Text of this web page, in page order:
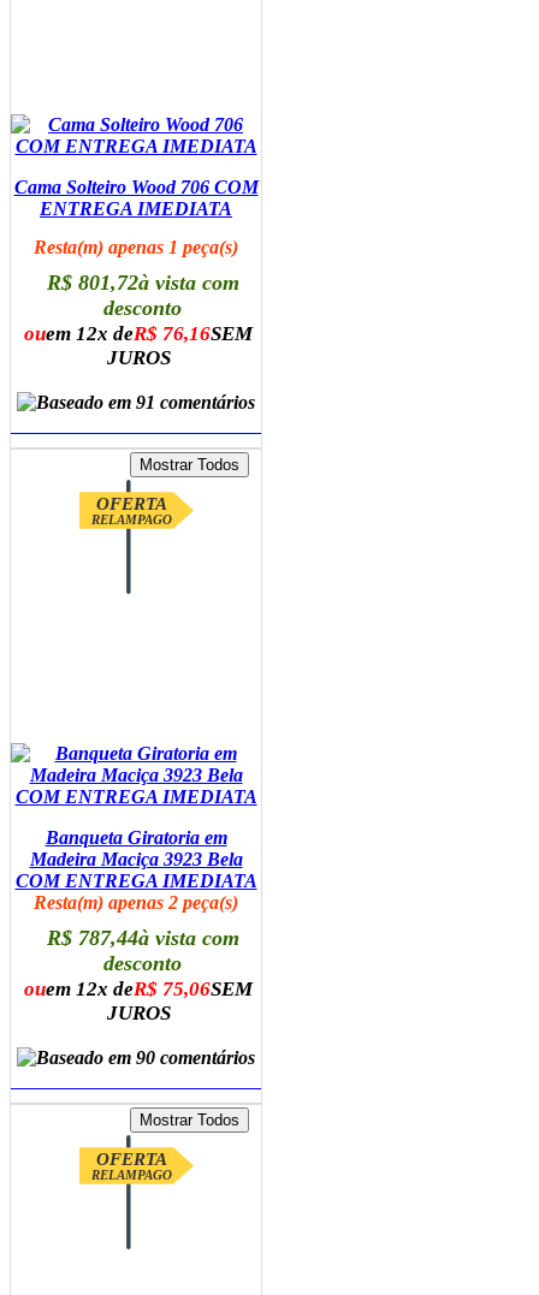
Cama Solteiro Wood 706 COM
ENTREGA IMEDIATA
Resta(m) apenas 1 peça(s)
R$ 801,72à vista com
desconto
ouem 12x deR$ 76,16SEM
JUROS
OFERTA
RELAMPAGO
Banqueta Giratoria em
Madeira Maciça 3923 Bela
COM ENTREGA IMEDIATA
Resta(m) apenas 2 peça(s)
R$ 787,44à vista com
desconto
ouem 12x deR$ 75,06SEM
JUROS
OFERTA
RELAMPAGO